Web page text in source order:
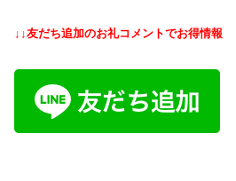
↓↓友だち追加のお礼コメントでお得情報